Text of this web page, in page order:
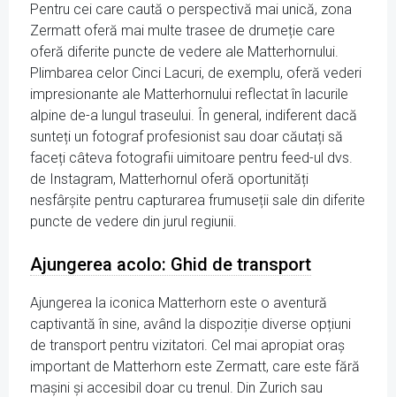
Pentru cei care caută o perspectivă mai unică, zona
Zermatt oferă mai multe trasee de drumeție care
oferă diferite puncte de vedere ale Matterhornului.
Plimbarea celor Cinci Lacuri, de exemplu, oferă vederi
impresionante ale Matterhornului reflectat în lacurile
alpine de-a lungul traseului. În general, indiferent dacă
sunteți un fotograf profesionist sau doar căutați să
faceți câteva fotografii uimitoare pentru feed-ul dvs.
de Instagram, Matterhornul oferă oportunități
nesfârșite pentru capturarea frumuseții sale din diferite
puncte de vedere din jurul regiunii.
Ajungerea acolo: Ghid de transport
Ajungerea la iconica Matterhorn este o aventură
captivantă în sine, având la dispoziție diverse opțiuni
de transport pentru vizitatori. Cel mai apropiat oraș
important de Matterhorn este Zermatt, care este fără
mașini și accesibil doar cu trenul. Din Zurich sau